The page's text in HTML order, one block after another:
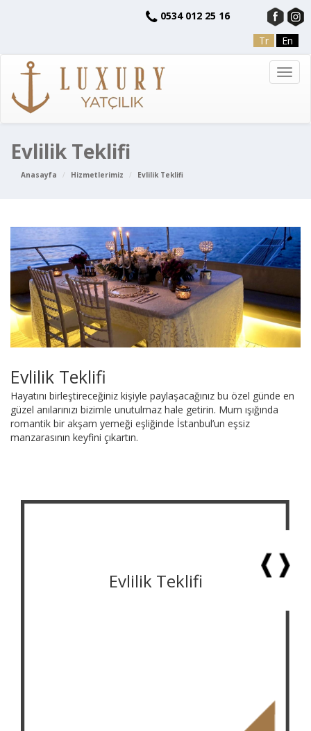
0534 012 25 16
Tr
En
Evlilik Teklifi
Anasayfa Hizmetlerimiz Evlilik Teklifi
Evlilik Teklifi
Hayatını birleştireceğiniz kişiyle paylaşacağınız bu özel günde en
güzel anılarınızı bizimle unutulmaz hale getirin. Mum ışığında
romantik bir akşam yemeği eşliğinde İstanbul’un eşsiz
manzarasının keyfini çıkartın.
Evlilik Teklifi